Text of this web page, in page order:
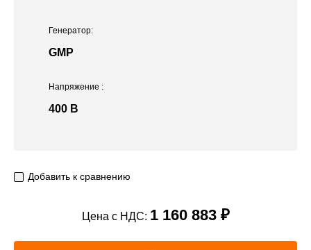
Напряжение :
400 В
Генератор:
GMP
Добавить к сравнению
Цена с НДС: 1 160 883 ₽